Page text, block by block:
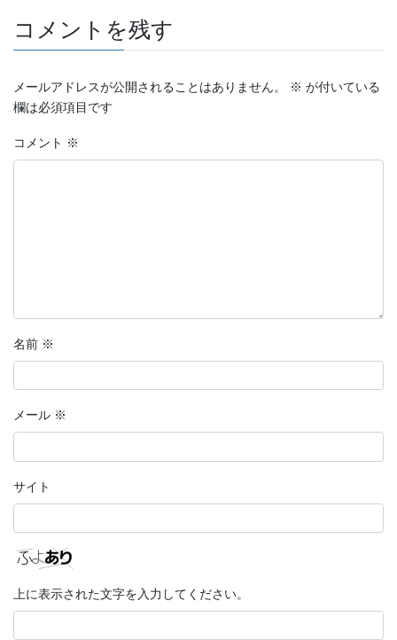
コメントを残す
メールアドレスが公開されることはありません。 ※ が付いている
欄は必須項目です
コメント ※
名前 ※
メール ※
サイト
上に表示された文字を入力してください。